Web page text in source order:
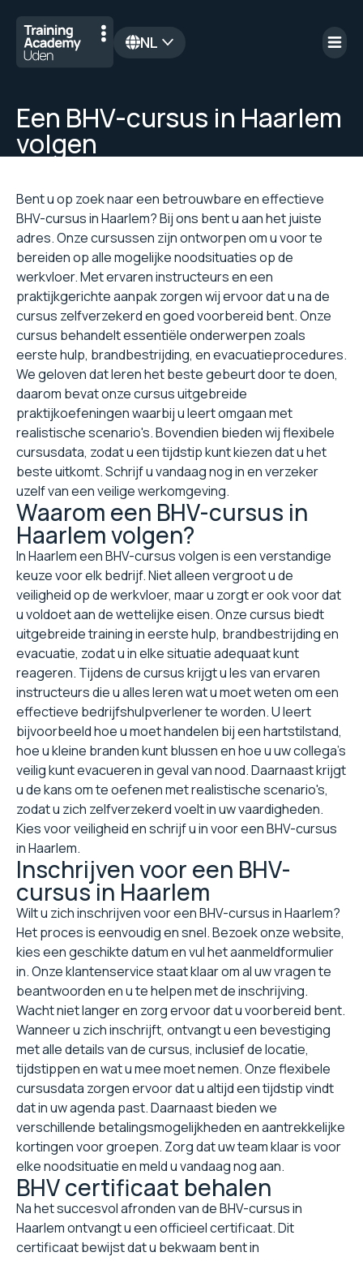
NL
Een BHV-cursus in Haarlem
volgen
Bent u op zoek naar een betrouwbare en effectieve
BHV-cursus in Haarlem? Bij ons bent u aan het juiste
adres. Onze cursussen zijn ontworpen om u voor te
bereiden op alle mogelijke noodsituaties op de
werkvloer. Met ervaren instructeurs en een
praktijkgerichte aanpak zorgen wij ervoor dat u na de
cursus zelfverzekerd en goed voorbereid bent. Onze
cursus behandelt essentiële onderwerpen zoals
eerste hulp, brandbestrijding, en evacuatieprocedures.
We geloven dat leren het beste gebeurt door te doen,
daarom bevat onze cursus uitgebreide
praktijkoefeningen waarbij u leert omgaan met
realistische scenario's. Bovendien bieden wij flexibele
cursusdata, zodat u een tijdstip kunt kiezen dat u het
beste uitkomt. Schrijf u vandaag nog in en verzeker
uzelf van een veilige werkomgeving.
Waarom een BHV-cursus in
Haarlem volgen?
In Haarlem een BHV-cursus volgen is een verstandige
keuze voor elk bedrijf. Niet alleen vergroot u de
veiligheid op de werkvloer, maar u zorgt er ook voor dat
u voldoet aan de wettelijke eisen. Onze cursus biedt
uitgebreide training in eerste hulp, brandbestrijding en
evacuatie, zodat u in elke situatie adequaat kunt
reageren. Tijdens de cursus krijgt u les van ervaren
instructeurs die u alles leren wat u moet weten om een
effectieve bedrijfshulpverlener te worden. U leert
bijvoorbeeld hoe u moet handelen bij een hartstilstand,
hoe u kleine branden kunt blussen en hoe u uw collega's
veilig kunt evacueren in geval van nood. Daarnaast krijgt
u de kans om te oefenen met realistische scenario's,
zodat u zich zelfverzekerd voelt in uw vaardigheden.
Kies voor veiligheid en schrijf u in voor een BHV-cursus
in Haarlem.
Inschrijven voor een BHV-
cursus in Haarlem
Wilt u zich inschrijven voor een BHV-cursus in Haarlem?
Het proces is eenvoudig en snel. Bezoek onze website,
kies een geschikte datum en vul het aanmeldformulier
in. Onze klantenservice staat klaar om al uw vragen te
beantwoorden en u te helpen met de inschrijving.
Wacht niet langer en zorg ervoor dat u voorbereid bent.
Wanneer u zich inschrijft, ontvangt u een bevestiging
met alle details van de cursus, inclusief de locatie,
tijdstippen en wat u mee moet nemen. Onze flexibele
cursusdata zorgen ervoor dat u altijd een tijdstip vindt
dat in uw agenda past. Daarnaast bieden we
verschillende betalingsmogelijkheden en aantrekkelijke
kortingen voor groepen. Zorg dat uw team klaar is voor
elke noodsituatie en meld u vandaag nog aan.
BHV certificaat behalen
Na het succesvol afronden van de BHV-cursus in
Haarlem ontvangt u een officieel certificaat. Dit
certificaat bewijst dat u bekwaam bent in